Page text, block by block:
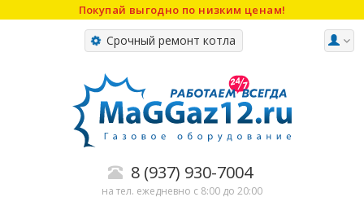
Покупай выгодно по низким ценам!
Срочный ремонт котла
8 (937) 930-7004
на тел. ежедневно с 8:00 до 20:00